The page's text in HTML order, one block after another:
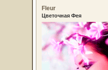
Fleur
Цветочная Фея